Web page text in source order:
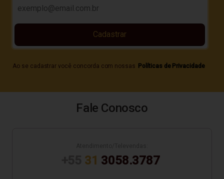
Ao se cadastrar você concorda com nossas Políticas de Privacidade
Cadastrar
Fale Conosco
31 3058.3787